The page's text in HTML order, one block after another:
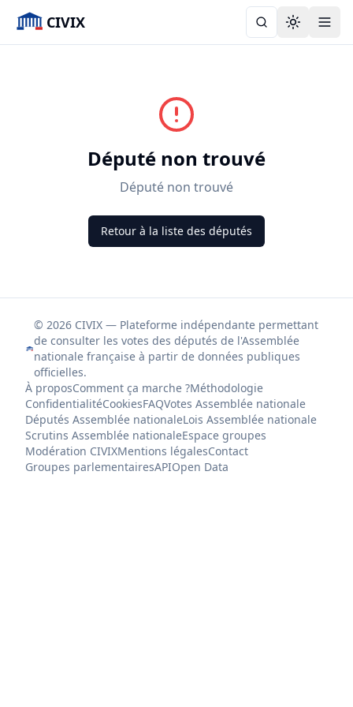
CIVIX Toggle
Député non trouvé
Député non trouvé
Retour à la liste des députés
© 2026 CIVIX — Plateforme indépendante permettant
de consulter les votes des députés de l'Assemblée
nationale française à partir de données publiques
officielles.
À proposComment ça marche ?Méthodologie
ConfidentialitéCookiesFAQVotes Assemblée nationale
Députés Assemblée nationaleLois Assemblée nationale
Scrutins Assemblée nationaleEspace groupes
Modération CIVIXMentions légalesContact
Groupes parlementairesAPIOpen Data